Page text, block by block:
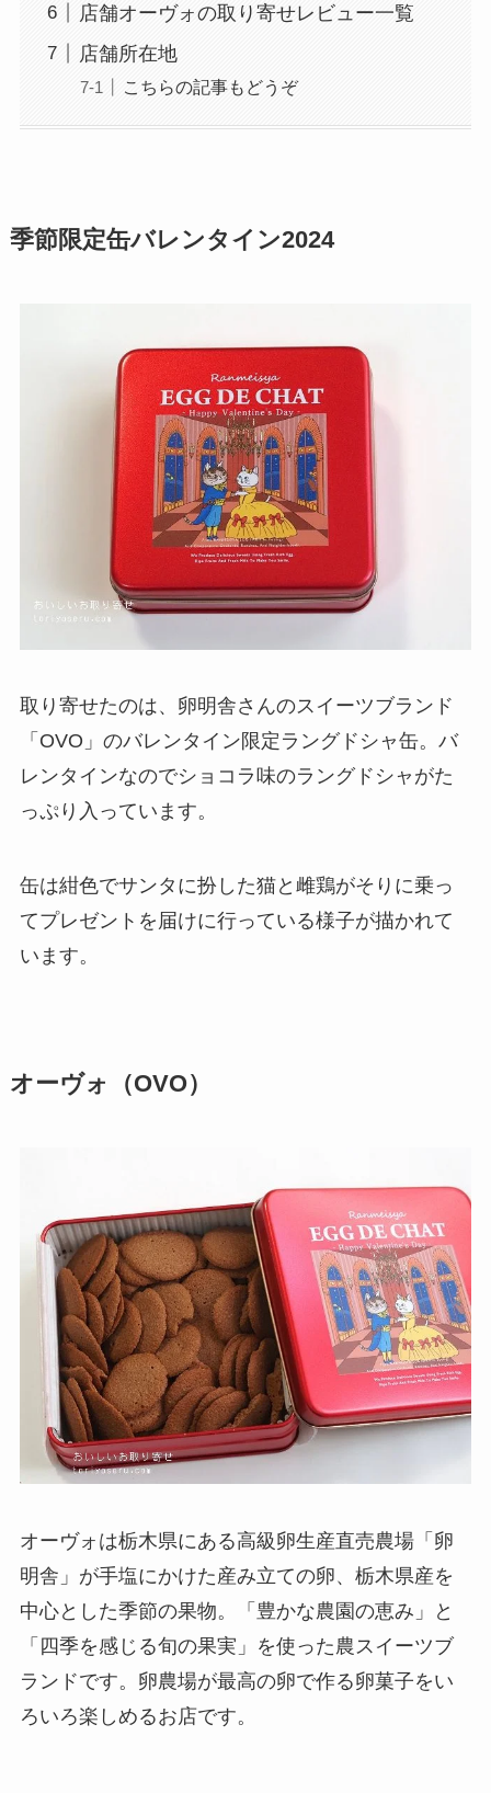
店舗オーヴォの取り寄せレビュー一覧
店舗所在地
こちらの記事もどうぞ
季節限定缶バレンタイン2024
取り寄せたのは、卵明舎さんのスイーツブランド
「OVO」のバレンタイン限定ラングドシャ缶。バ
レンタインなのでショコラ味のラングドシャがた
っぷり入っています。
缶は紺色でサンタに扮した猫と雌鶏がそりに乗っ
てプレゼントを届けに行っている様子が描かれて
います。
オーヴォ（OVO）
オーヴォは栃木県にある高級卵生産直売農場「卵
明舎」が手塩にかけた産み立ての卵、栃木県産を
中心とした季節の果物。「豊かな農園の恵み」と
「四季を感じる旬の果実」を使った農スイーツブ
ランドです。卵農場が最高の卵で作る卵菓子をい
ろいろ楽しめるお店です。